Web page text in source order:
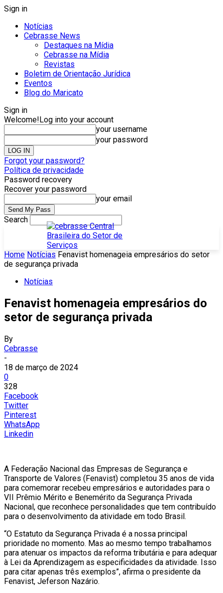
Sign in
Notícias
Cebrasse News
Destaques na Mídia
Cebrasse na Mídia
Revistas
Boletim de Orientação Jurídica
Eventos
Blog do Maricato
Sign in
Welcome!Log into your account
your username
your password
Forgot your password?
Política de privacidade
Password recovery
Recover your password
your email
Search
Home Notícias Fenavist homenageia empresários do setor
de segurança privada
Notícias
Fenavist homenageia empresários do
setor de segurança privada
By
Cebrasse
-
18 de março de 2024
0
328
Facebook
Twitter
Pinterest
WhatsApp
Linkedin
A Federação Nacional das Empresas de Segurança e
Transporte de Valores (Fenavist) completou 35 anos de vida
para comemorar recebeu empresários e autoridades para o
VII Prêmio Mérito e Benemérito da Segurança Privada
Nacional, que reconhece personalidades que tem contribuído
para o desenvolvimento da atividade em todo Brasil.
“O Estatuto da Segurança Privada é a nossa principal
prioridade no momento. Mas ao mesmo tempo trabalhamos
para atenuar os impactos da reforma tributária e para adequar
à Lei da Aprendizagem as especificidades da atividade. Isso
para citar apenas três exemplos”, afirma o presidente da
Fenavist, Jeferson Nazário.